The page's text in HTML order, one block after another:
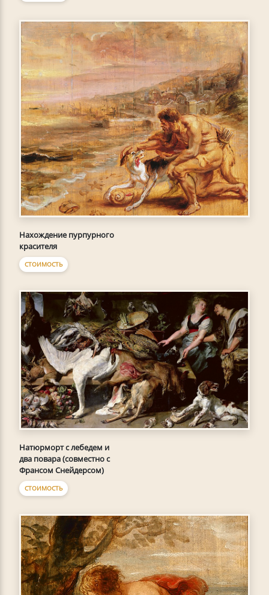
Нахождение пурпурного
красителя
СТОИМОСТЬ
Натюрморт с лебедем и
два повара (совместно с
Франсом Снейдерсом)
СТОИМОСТЬ